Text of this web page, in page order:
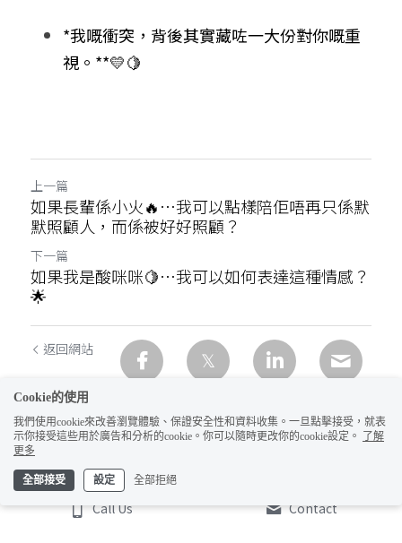
*我嘅衝突，背後其實藏咗一大份對你嘅重
視。**💛🍋
上一篇
如果長輩係小火🔥…我可以點樣陪佢唔再只係默
默照顧人，而係被好好照顧？
下一篇
如果我是酸咪咪🍋…我可以如何表達這種情感？
🌟
返回網站
Call Us Contact
Cookie的使用
我們使用cookie來改善瀏覽體驗、保證安全性和資料收集。一旦點擊接受，就表
示你接受這些用於廣告和分析的cookie。你可以隨時更改你的cookie設定。
了解
更多
全部接受 設定 全部拒絕